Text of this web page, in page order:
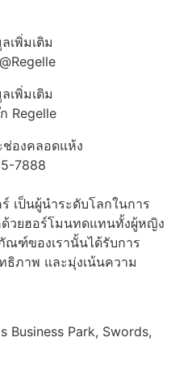
เพิ่มเติม
เพิ่มเติม
Regelle
องคลอดแห้ง
7888
เป็นผู้นำระดับโลกในการ
วยฮอร์โมนทดแทนทั้งผู้หญิง
ณฑ์ของเรานั้นได้รับการ
ธิภาพ และมุ่งเน้นความ
Business Park, Swords,